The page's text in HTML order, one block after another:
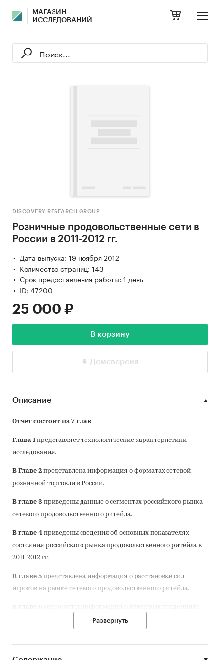
МАГАЗИН
ИССЛЕДОВАНИЙ
DISCOVERY RESEARCH GROUP
Розничные продовольственные сети в
России в 2011-2012 гг.
Дата выпуска: 19 ноября 2012
Количество страниц: 143
Срок предоставления работы: 1 день
ID: 47200
25 000 ₽
В корзину
Демоверсия
Описание
Отчет состоит из 7 глав
Глава 1представляет технологические характеристики
исследования.
В Главе 2 представлена информация о форматах сетевой
розничной торговли в России.
В главе 3 приведены данные о сегментах российского рынка
сетевого продовольственного ритейла.
В главе 4 приведены сведения об основных показателях
состояния российского рынка продовольственного ритейла в
2011-2012 гг.
В главе 5 представлена информация о расстановке сил
игроков на рынке сетевого продовольственного ритейла.
рынка продовольственного ритейла.
Развернуть